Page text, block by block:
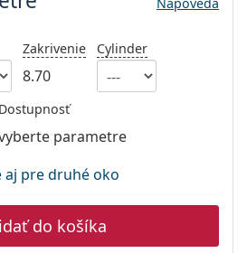
Zakrivenie
8.70
Cylinder
Dostupnosť
parametre
pre druhé oko
do košíka